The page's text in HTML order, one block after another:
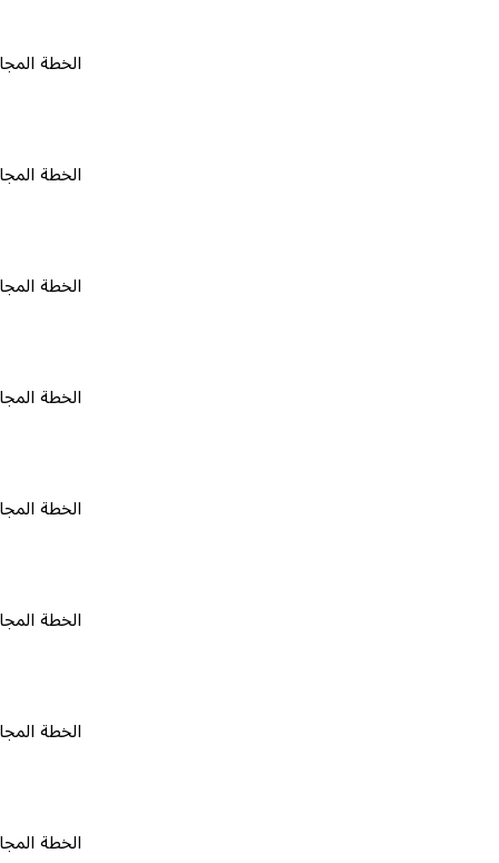
الخطة المجانية ٠
الخطة المجانية ٠
الخطة المجانية ٠
الخطة المجانية ٠
الخطة المجانية ٠
الخطة المجانية ٠
الخطة المجانية ٠
الخطة المجانية ٠